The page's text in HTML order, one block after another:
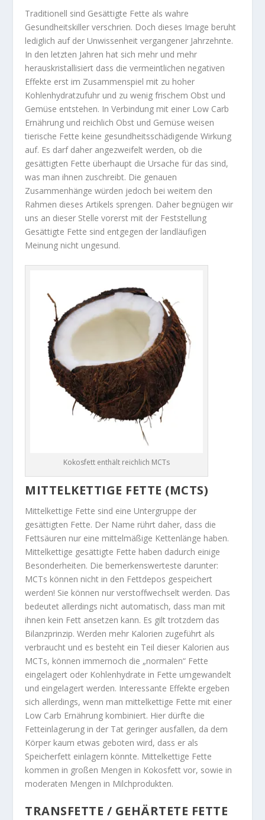
Traditionell sind Gesättigte Fette als wahre
Gesundheitskiller verschrien. Doch dieses Image beruht
lediglich auf der Unwissenheit vergangener Jahrzehnte.
In den letzten Jahren hat sich mehr und mehr
herauskristallisiert dass die vermeintlichen negativen
Effekte erst im Zusammenspiel mit zu hoher
Kohlenhydratzufuhr und zu wenig frischem Obst und
Gemüse entstehen. In Verbindung mit einer Low Carb
Ernährung und reichlich Obst und Gemüse weisen
tierische Fette keine gesundheitsschädigende Wirkung
auf. Es darf daher angezweifelt werden, ob die
gesättigten Fette überhaupt die Ursache für das sind,
was man ihnen zuschreibt. Die genauen
Zusammenhänge würden jedoch bei weitem den
Rahmen dieses Artikels sprengen. Daher begnügen wir
uns an dieser Stelle vorerst mit der Feststellung
Gesättigte Fette sind entgegen der landläufigen
Meinung nicht ungesund.
Kokosfett enthält reichlich MCTs
MITTELKETTIGE FETTE (MCTS)
Mittelkettige Fette sind eine Untergruppe der
gesättigten Fette. Der Name rührt daher, dass die
Fettsäuren nur eine mittelmäßige Kettenlänge haben.
Mittelkettige gesättigte Fette haben dadurch einige
Besonderheiten. Die bemerkenswerteste darunter:
MCTs können nicht in den Fettdepos gespeichert
werden! Sie können nur verstoffwechselt werden. Das
bedeutet allerdings nicht automatisch, dass man mit
ihnen kein Fett ansetzen kann. Es gilt trotzdem das
Bilanzprinzip. Werden mehr Kalorien zugeführt als
verbraucht und es besteht ein Teil dieser Kalorien aus
MCTs, können immernoch die „normalen“ Fette
eingelagert oder Kohlenhydrate in Fette umgewandelt
und eingelagert werden. Interessante Effekte ergeben
sich allerdings, wenn man mittelkettige Fette mit einer
Low Carb Ernährung kombiniert. Hier dürfte die
Fetteinlagerung in der Tat geringer ausfallen, da dem
Körper kaum etwas geboten wird, dass er als
Speicherfett einlagern könnte. Mittelkettige Fette
kommen in großen Mengen in Kokosfett vor, sowie in
moderaten Mengen in Milchprodukten.
TRANSFETTE / GEHÄRTETE FETTE